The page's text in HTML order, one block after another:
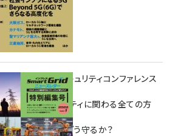
フラサイバーセキュリティコンファレンス
版！
イバーセキュリティに関わる全ての方
DX、OT/IoTをどう守るか？